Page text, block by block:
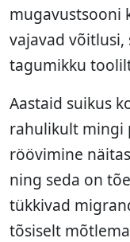
mugavustsooni
vajavad võitlusi,
tagumikku
Aastaid suikus
rahulikult mingi
röövimine
ning seda on
tükkivad
tõsiselt